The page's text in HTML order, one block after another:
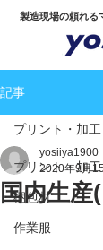
製造現場の頼れる
記事
プリント・加
梱包材
作業服
プリント・加工
国内生産
yosiiya1900
2020年9月